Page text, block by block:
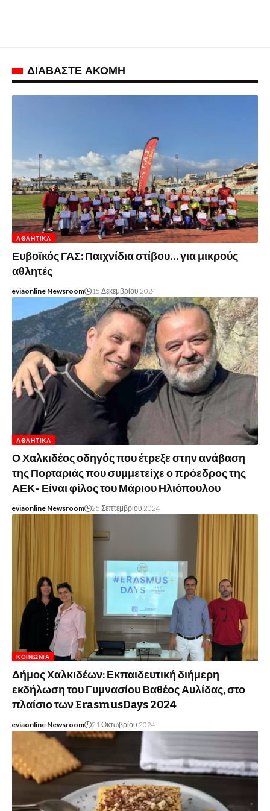
ΔΙΑΒΑΣΤΕ ΑΚΟΜΗ
ΑΘΛΗΤΙΚΆ
Ευβοϊκός ΓΑΣ: Παιχνίδια στίβου… για μικρούς
αθλητές
eviaonline Newsroom 15 Δεκεμβρίου 2024
ΑΘΛΗΤΙΚΆ
Ο Χαλκιδέος οδηγός που έτρεξε στην ανάβαση
της Πορταριάς που συμμετείχε ο πρόεδρος της
ΑΕΚ- Είναι φίλος του Μάριου Ηλιόπουλου
eviaonline Newsroom 25 Σεπτεμβρίου 2024
ΚΟΙΝΩΝΊΑ
Δήμος Χαλκιδέων: Εκπαιδευτική διήμερη
εκδήλωση του Γυμνασίου Βαθέος Αυλίδας, στο
πλαίσιο των ErasmusDays 2024
eviaonline Newsroom 21 Οκτωβρίου 2024